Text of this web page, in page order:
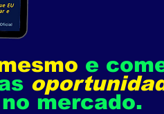
e
mercado.